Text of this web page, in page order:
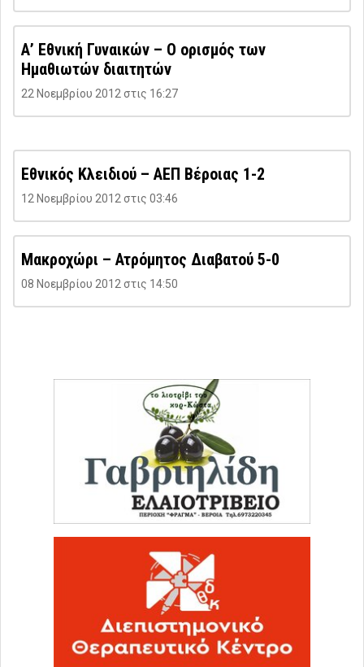
Α’ Εθνική Γυναικών – Ο ορισμός των
Ημαθιωτών διαιτητών
22 Νοεμβρίου 2012 στις 16:27
Εθνικός Κλειδιού – ΑΕΠ Βέροιας 1-2
12 Νοεμβρίου 2012 στις 03:46
Μακροχώρι – Ατρόμητος Διαβατού 5-0
08 Νοεμβρίου 2012 στις 14:50